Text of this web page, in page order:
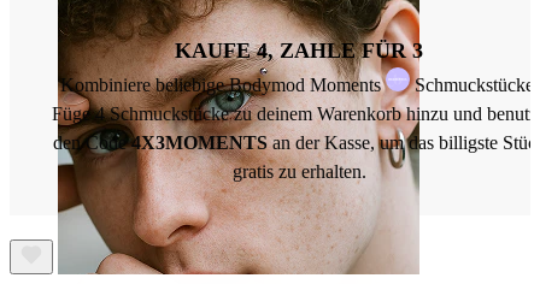
KAUFE 4, ZAHLE FÜR 3
Kombiniere beliebige Bodymod Moments
Schmuckstücke.
Füge 4 Schmuckstücke zu deinem Warenkorb hinzu und
den Code4X3MOMENTSan der Kasse, um das billigste
gratis zu erhalten.